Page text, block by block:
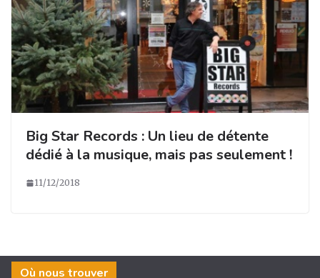
Big Star Records : Un lieu de détente
dédié à la musique, mais pas seulement !
11/12/2018
Où nous trouver